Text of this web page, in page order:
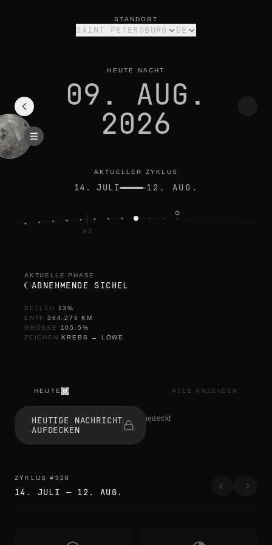
STANDORT
SAINT PETERSBURG DE
HEUTE NACHT
09. AUG.
2026
AKTUELLER ZYKLUS
14. JULI 12. AUG.
V3
AKTUELLE PHASE
ABNEHMENDE SICHEL
BELLEU 13%
ENTF
364.275
KM
GRÖSSE
105.5 %
ZEICHEN KREBS → LÖWE
HEUTE ALLE ANZEIGEN
s
e
s
i
k
HEUTIGE NACHRICHT
AUFDECKEN
1 haben aufgedeckt
ZYKLUS # 328
14. JULI — 12. AUG.